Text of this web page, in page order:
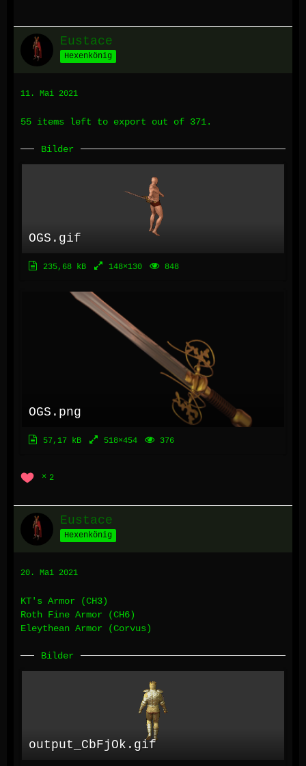
Eustace
Hexenkönig
11. Mai 2021
55 items left to export out of 371.
Bilder
OGS.gif
235,68 kB 148×130 848
OGS.png
57,17 kB 518×454 376
2
Eustace
Hexenkönig
20. Mai 2021
KT's Armor (CH3)
Roth Fine Armor (CH6)
Eleythean Armor (Corvus)
Bilder
output_CbFjOk.gif